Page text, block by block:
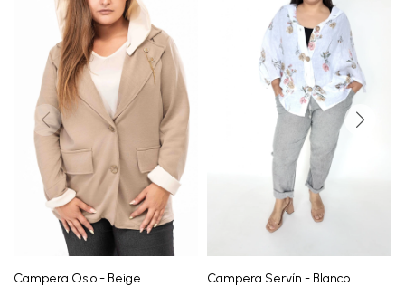
Campera Oslo - Beige Campera Servín - Blanco